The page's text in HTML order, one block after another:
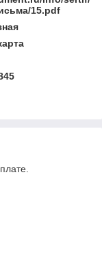
15.pdf